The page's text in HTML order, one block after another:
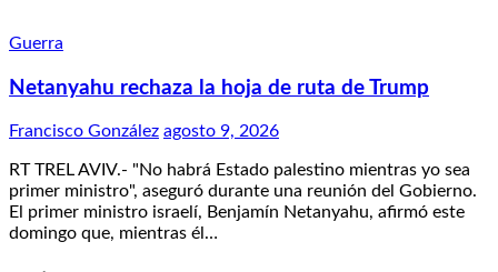
Guerra
Netanyahu rechaza la hoja de ruta de Trump
Francisco González agosto 9, 2026
RT TREL AVIV.- "No habrá Estado palestino mientras yo sea
primer ministro", aseguró durante una reunión del Gobierno.
El primer ministro israelí, Benjamín Netanyahu, afirmó este
domingo que, mientras él…